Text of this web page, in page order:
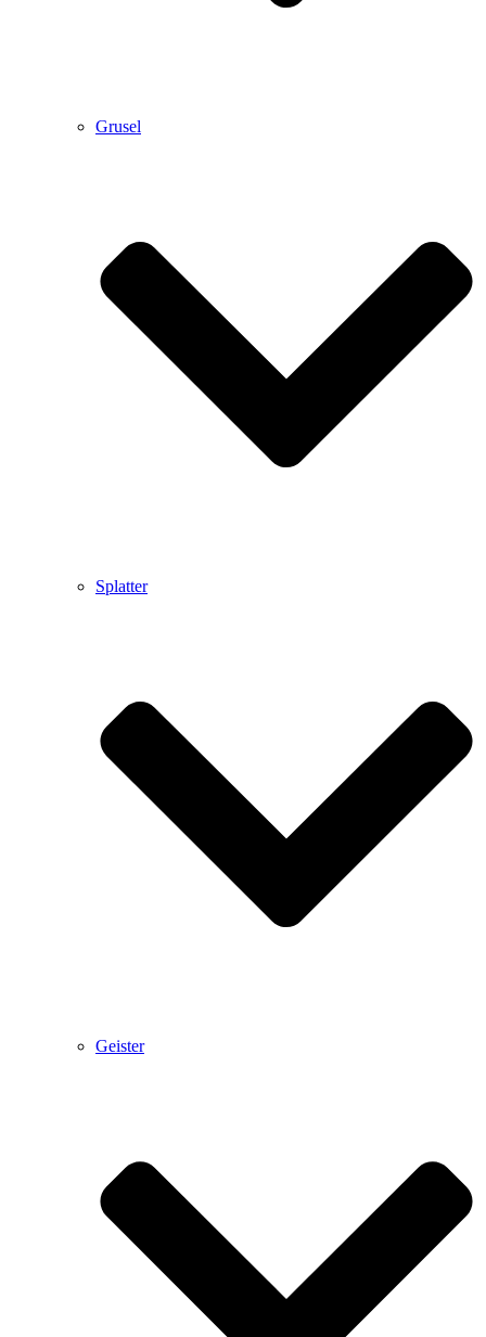
Grusel
Splatter
Geister